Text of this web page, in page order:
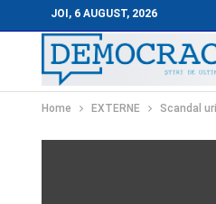
JOI, 6 AUGUST, 2026
Home EXTERNE Scandal